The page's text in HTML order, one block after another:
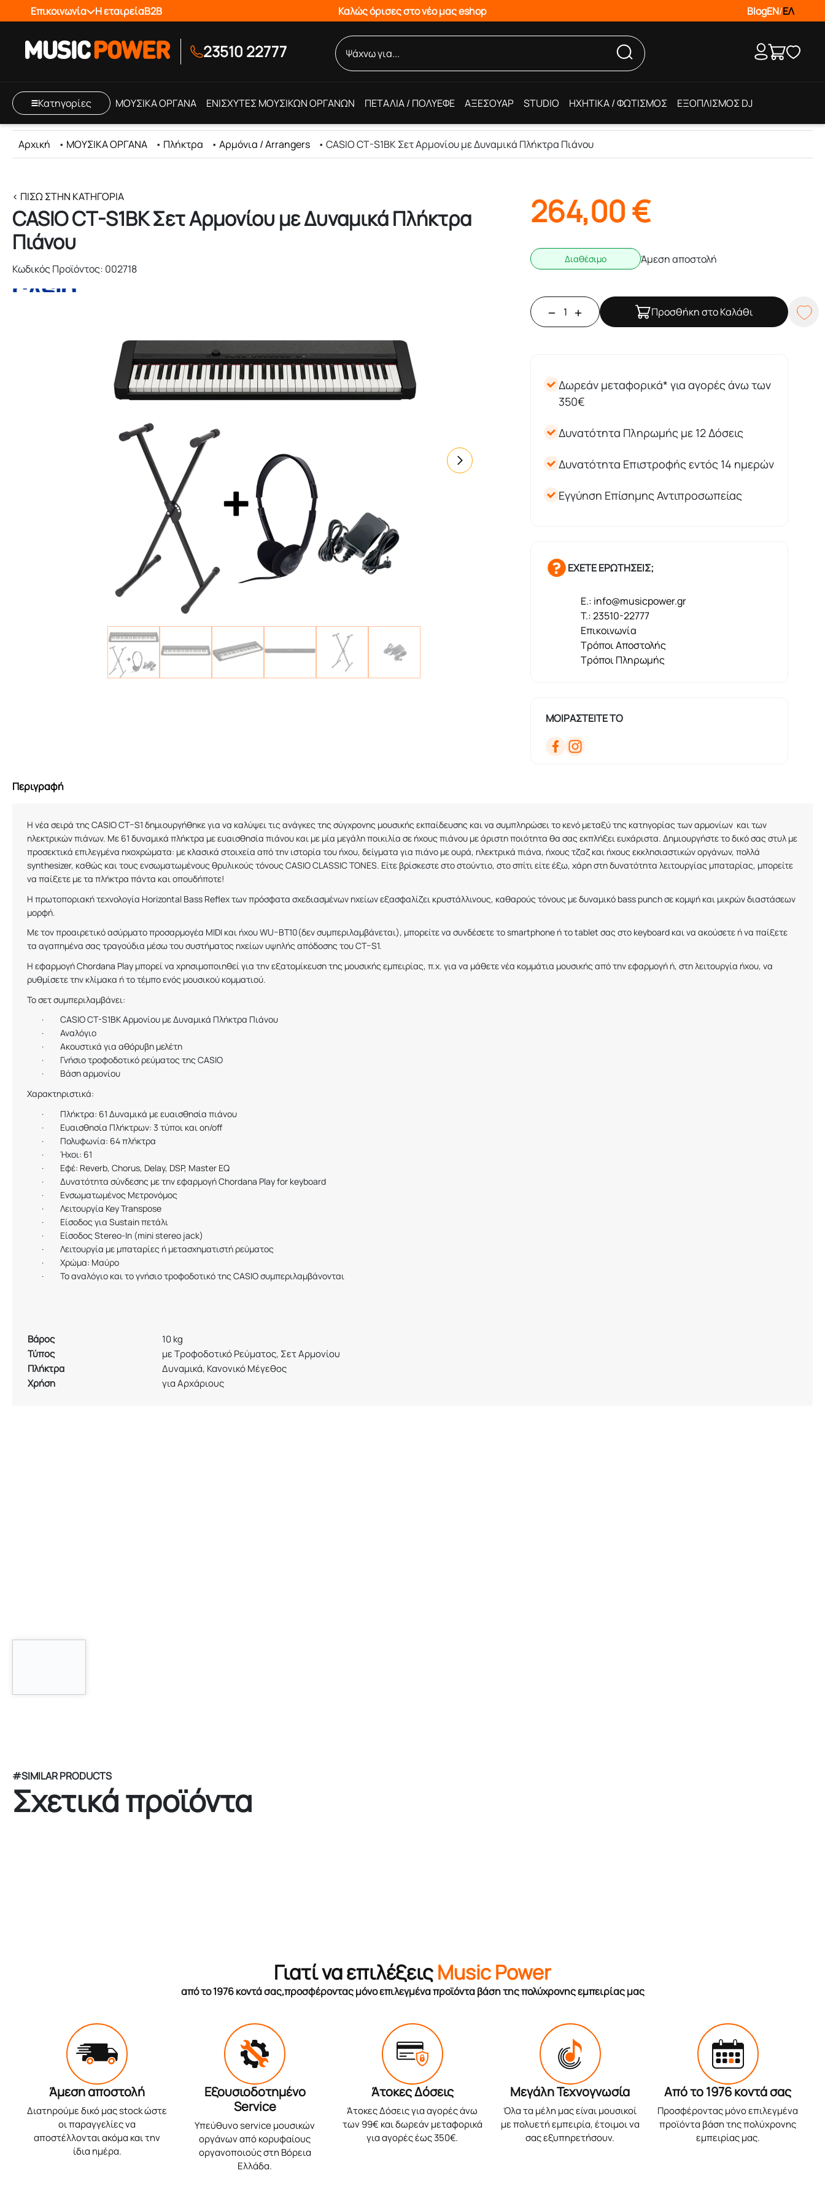
Επικοινωνία Η εταιρείαB2B Καλώς όρισες στο νέο μας eshop BlogEN/ΕΛ
23510 22777
Κατηγορίες ΜΟΥΣΙΚΑ ΟΡΓΑΝΑ ΕΝΙΣΧΥΤΕΣ ΜΟΥΣΙΚΩΝ ΟΡΓΑΝΩΝ ΠΕΤΑΛΙΑ / ΠΟΛΥΕΦΕ ΑΞΕΣΟΥΑΡ STUDIO ΗΧΗΤΙΚΑ / ΦΩΤΙΣΜΟΣ ΕΞΟΠΛΙΣΜΟΣ DJ
Αρχική • ΜΟΥΣΙΚΑ ΟΡΓΑΝΑ • Πλήκτρα • Αρμόνια / Arrangers • CASIO CT-S1BK Σετ Αρμονίου με Δυναμικά Πλήκτρα Πιάνου
< ΠΊΣΩ ΣΤΗΝ ΚΑΤΗΓΟΡΊΑ
CASIO CT-S1BK Σετ Αρμονίου με Δυναμικά Πλήκτρα
Πιάνου
Κωδικός Προϊόντος: 002718
264,00€
Διαθέσιμο Άμεση αποστολή
Προσθήκη στο Καλάθι
Δωρεάν μεταφορικά* για αγορές άνω των
350€
Δυνατότητα Πληρωμής με 12 Δόσεις
Δυνατότητα Επιστροφής εντός 14 ημερών
Εγγύηση Επίσημης Αντιπροσωπείας
ΕΧΕΤΕ ΕΡΩΤΗΣΕΙΣ;
E.: info@musicpower.gr
T.: 23510-22777
Επικοινωνία
Τρόποι Αποστολής
Τρόποι Πληρωμής
ΜΟΙΡΑΣΤΕΙΤΕ ΤΟ
Περιγραφή
Η νέα σειρά της CASIOCT–S1 δημιουργήθηκε για να καλύψει τις ανάγκες της σύγχρονης μουσικής εκπαίδευσης και να συμπληρώσει το κενό μεταξύ της κατηγορίας των αρμονίων και των
ηλεκτρικών πιάνων. Με 61 δυναμικά πλήκτρα με ευαισθησία πιάνου και με μία μεγάλη ποικιλία σε ήχους πιάνου με άριστη ποιότητα θα σας εκπλήξει ευχάριστα. Δημιουργήστε το δικό σας στυλ με
προσεκτικά επιλεγμένα ηχοχρώματα: με κλασικά στοιχεία από την ιστορία του ήχου, δείγματα για πιάνο με ουρά, ηλεκτρικά πιάνα, ήχους τζαζ και ήχους εκκλησιαστικών οργάνων, πολλά
synthesizer, καθώς και τους ενσωματωμένους θρυλικούς τόνους CASIOCLASSICTONES. Είτε βρίσκεστε στο στούντιο, στο σπίτι είτε έξω, χάρη στη δυνατότητα λειτουργίας μπαταρίας, μπορείτε
να παίξετε με τα πλήκτρα πάντα και οπουδήποτε!
Η πρωτοποριακή τεχνολογία Horizontal Bass Reflexτων πρόσφατα σχεδιασμένων ηχείων εξασφαλίζει κρυστάλλινους, καθαρούς τόνους με δυναμικό bass punchσε κομψή και μικρών διαστάσεων
μορφή.
Με τον προαιρετικό ασύρματο προσαρμογέα MIDI και ήχουWU–BT10(δεν συμπεριλαμβάνεται), μπορείτε να συνδέσετε τοsmartphone ή τοtablet σας στο keyboard και να ακούσετε ή να παίξετε
τα αγαπημένα σας τραγούδια μέσω του συστήματος ηχείων υψηλής απόδοσης τουCT–S1.
Η εφαρμογήChordana Play μπορεί να χρησιμοποιηθεί για την εξατομίκευση της μουσικής εμπειρίας, π.χ. για να μάθετε νέα κομμάτια μουσικής από την εφαρμογή ή, στη λειτουργία ήχου, να
ρυθμίσετε την κλίμακα ή το τέμπο ενός μουσικού κομματιού.
Το σετ συμπεριλαμβάνει:
·
CASIOCT-S1BK Αρμονίου με Δυναμικά Πλήκτρα Πιάνου
·
Αναλόγιο
·
Ακουστικά για αθόρυβη μελέτη
·
Γνήσιο τροφοδοτικό ρεύματος της CASIO
·
Βάση αρμονίου
Χαρακτηριστικά:
·
Πλήκτρα: 61 Δυναμικά με ευαισθησία πιάνου
·
Ευαισθησία Πλήκτρων: 3 τύποι και on/off
·
Πολυφωνία: 64 πλήκτρα
·
Ήχοι: 61
·
Εφέ: Reverb, Chorus, Delay, DSP, Master EQ
·
Δυνατότητα σύνδεσης με την εφαρμογήChordana Playfor keyboard
·
Ενσωματωμένος Μετρονόμος
·
Λειτουργία KeyTranspose
·
Είσοδος για Sustainπετάλι
·
Είσοδος Stereo-In (mini stereo jack)
·
Λειτουργία με μπαταρίες ή μετασχηματιστή ρεύματος
·
Χρώμα: Μαύρο
·
Το αναλόγιο και το γνήσιο τροφοδοτικό της CASIOσυμπεριλαμβάνονται
Βάρος
10 kg
Τύπος
με Τροφοδοτικό Ρεύματος, Σετ Αρμονίου
Πλήκτρα
Δυναμικά, Κανονικό Μέγεθος
Χρήση
για Αρχάριους
#SIMILAR PRODUCTS
Σχετικά προϊόντα
Γιατί να επιλέξειςMusic Power
από το 1976 κοντά σας,προσφέροντας μόνο επιλεγμένα προϊόντα βάση της πολύχρονης εμπειρίας μας
Άμεση αποστολή
Διατηρούμε δικό μας stock ώστε
οι παραγγελίες να
αποστέλλονται ακόμα και την
ίδια ημέρα.
Εξουσιοδοτημένο
Service
Υπεύθυνο service μουσικών
οργάνων από κορυφαίους
οργανοποιούς στη Βόρεια
Ελλάδα.
Άτοκες Δόσεις
Άτοκες Δόσεις για αγορές άνω
των 99€ και δωρεάν μεταφορικά
για αγορές έως 350€.
Μεγάλη Τεχνογνωσία
Όλα τα μέλη μας είναι μουσικοί
με πολυετή εμπειρία, έτοιμοι να
σας εξυπηρετήσουν.
Από το 1976 κοντά σας
Προσφέροντας μόνο επιλεγμένα
προϊόντα βάση της πολύχρονης
εμπειρίας μας.